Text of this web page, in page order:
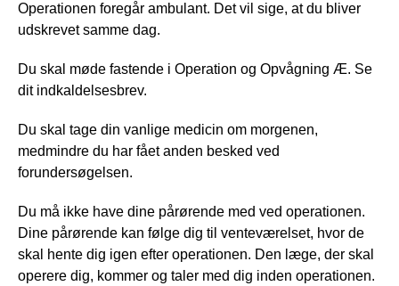
Operationen foregår ambulant. Det vil sige, at du bliver
udskrevet samme dag.
Du skal møde fastende i Operation og Opvågning Æ. Se
dit indkaldelsesbrev.
Du skal tage din vanlige medicin om morgenen,
medmindre du har fået anden besked ved
forundersøgelsen.
Du må ikke have dine pårørende med ved operationen.
Dine pårørende kan følge dig til venteværelset, hvor de
skal hente dig igen efter operationen. Den læge, der skal
operere dig, kommer og taler med dig inden operationen.